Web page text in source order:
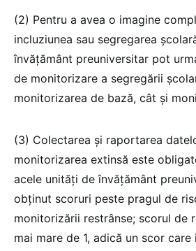
(2) Pentru a avea o imagine
incluziunea sau segregarea
învățământ preuniversitar pot
de monitorizare a segregării
monitorizarea de bază, cât și
(3) Colectarea și raportarea
monitorizarea extinsă este
acele unități de învățământ
obținut scoruri peste pragul de
monitorizării restrânse; scorul de
mai mare de 1, adică un scor